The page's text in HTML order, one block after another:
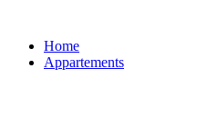
Home
Appartements